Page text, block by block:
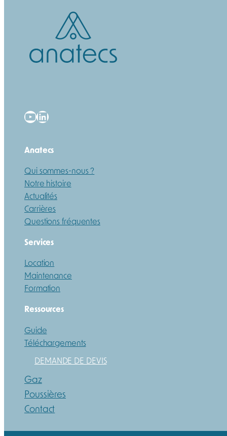
YouTube
LinkedIn
Anatecs
Qui sommes-nous ?
Notre histoire
Actualités
Carrières
Questions fréquentes
Services
Location
Maintenance
Formation
Ressources
Guide
Téléchargements
DEMANDE DE DEVIS
Gaz
Poussières
Contact